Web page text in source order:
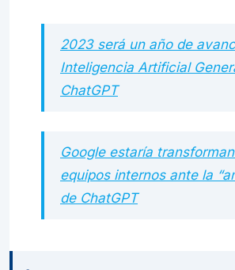
2023 será un año de
Inteligencia Artificial
ChatGPT
Google estaría
equipos internos ante la
de ChatGPT